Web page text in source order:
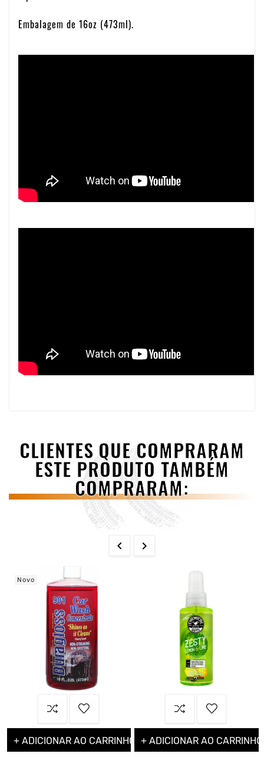
Embalagem de 16oz (473ml).
CLIENTES QUE COMPRARAM
ESTE PRODUTO TAMBÉM
COMPRARAM:
 
Novo
+ ADICIONAR AO CARRINHO + ADICIONAR AO CARRINHO